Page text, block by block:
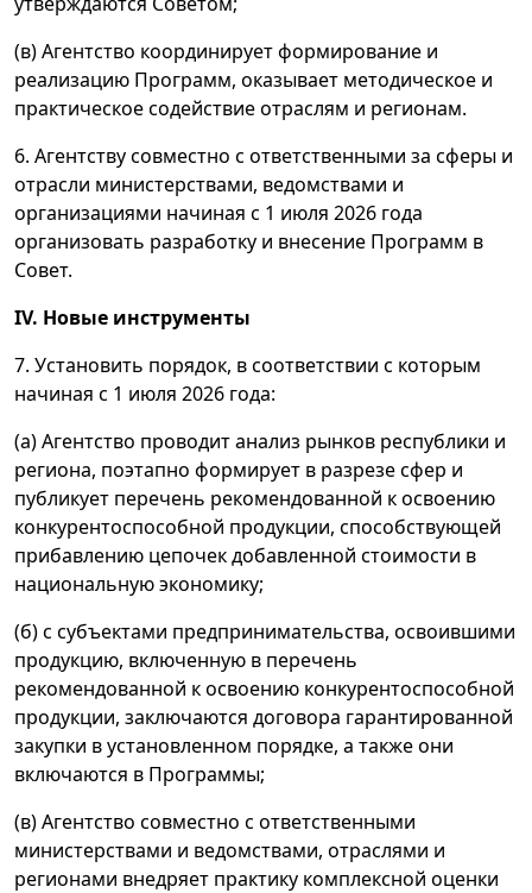
(в) Агентство координирует формирование и
реализацию Программ, оказывает методическое и
практическое содействие отраслям и регионам.
6. Агентству совместно с ответственными за сферы и
отрасли министерствами, ведомствами и
организациями начиная с 1 июля 2026 года
организовать разработку и внесение Программ в
Совет.
IV. Новые инструменты
7. Установить порядок, в соответствии с которым
начиная с 1 июля 2026 года:
(а) Агентство проводит анализ рынков республики и
региона, поэтапно формирует в разрезе сфер и
публикует перечень рекомендованной к освоению
конкурентоспособной продукции, способствующей
прибавлению цепочек добавленной стоимости в
национальную экономику;
(б) с субъектами предпринимательства, освоившими
продукцию, включенную в перечень
рекомендованной к освоению конкурентоспособной
продукции, заключаются договора гарантированной
закупки в установленном порядке, а также они
включаются в Программы;
(в) Агентство совместно с ответственными
министерствами и ведомствами, отраслями и
регионами внедряет практику комплексной оценки